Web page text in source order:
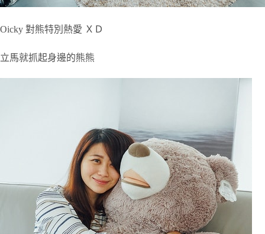
Oicky 對熊特別熱愛 ＸＤ
立馬就抓起身邊的熊熊